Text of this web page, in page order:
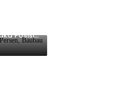
4,68
Posisi